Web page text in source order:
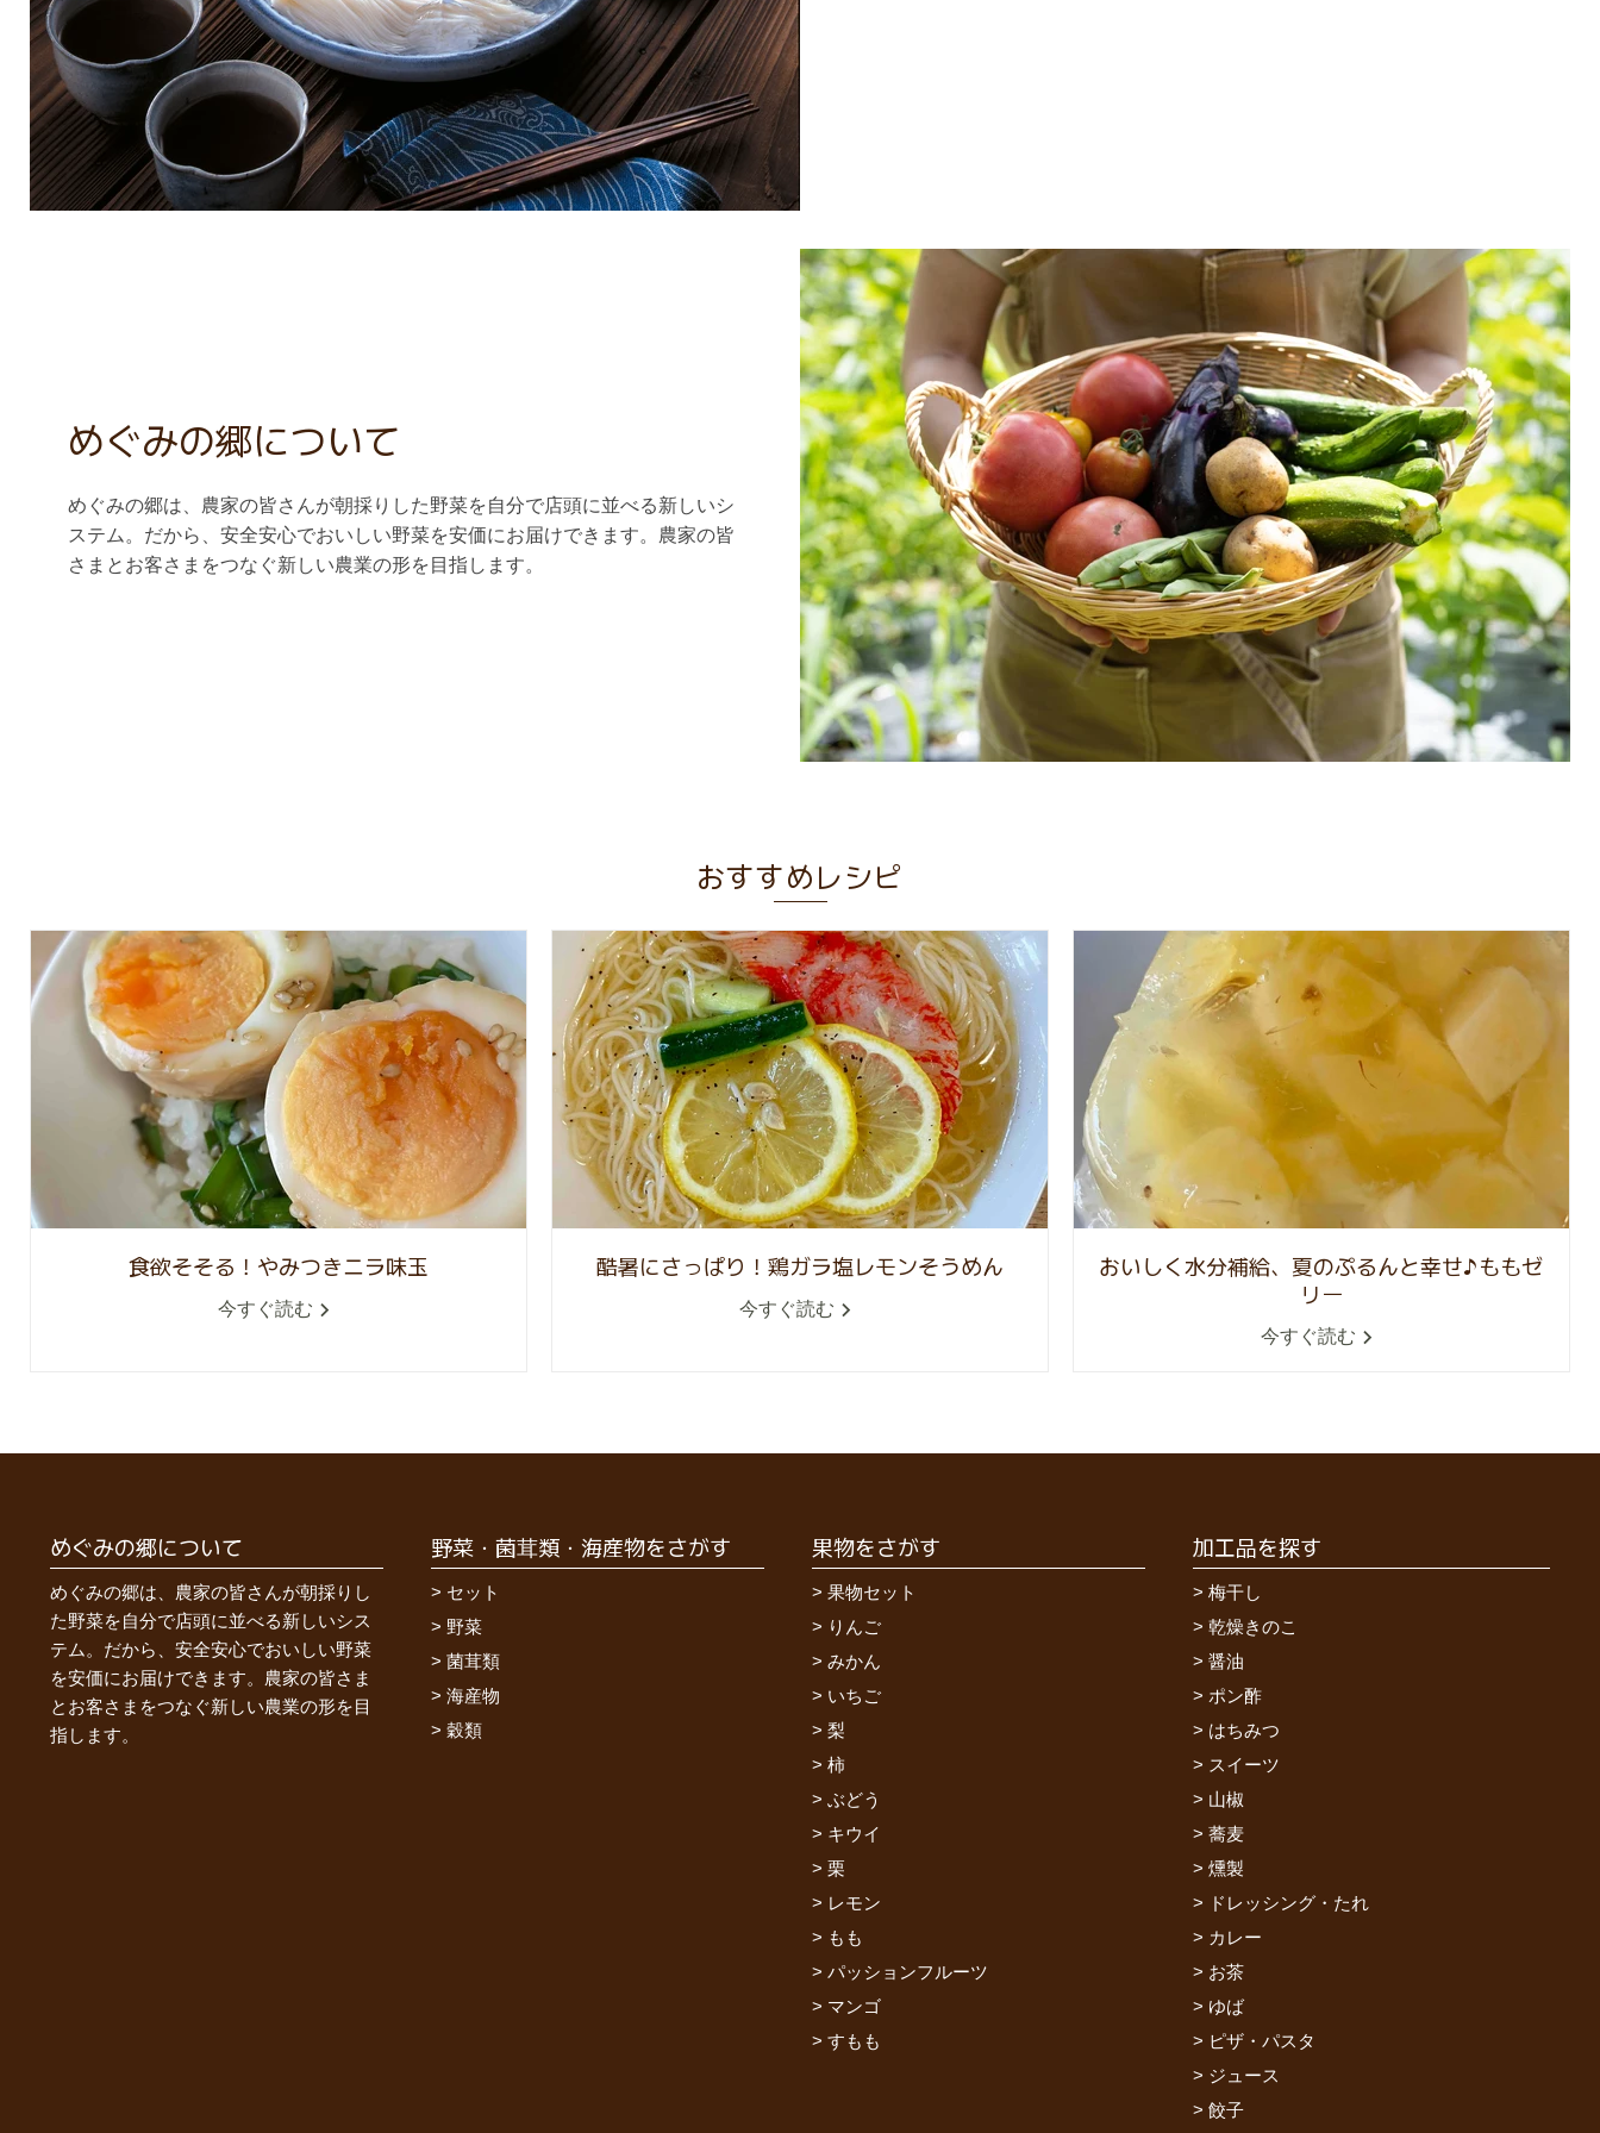
めぐみの郷について
めぐみの郷は、農家の皆さんが朝採りした野菜を自分で店頭に並べる新しいシ
ステム。だから、安全安心でおいしい野菜を安価にお届けできます。農家の皆
さまとお客さまをつなぐ新しい農業の形を目指します。
おすすめレシピ
食欲そそる！やみつきニラ味玉
今すぐ読む
酷暑にさっぱり！鶏ガラ塩レモンそうめん
今すぐ読む
おいしく水分補給、夏のぷるんと幸せ♪ももゼ
リー
今すぐ読む
めぐみの郷について
めぐみの郷は、農家の皆さんが朝採りし
た野菜を自分で店頭に並べる新しいシス
テム。だから、安全安心でおいしい野菜
を安価にお届けできます。農家の皆さま
とお客さまをつなぐ新しい農業の形を目
指します。
野菜・菌茸類・海産物をさがす
セット
野菜
菌茸類
海産物
穀類
果物をさがす
果物セット
りんご
みかん
いちご
梨
柿
ぶどう
キウイ
栗
レモン
もも
パッションフルーツ
マンゴ
すもも
加工品を探す
梅干し
乾燥きのこ
醤油
ポン酢
はちみつ
スイーツ
山椒
蕎麦
燻製
ドレッシング・たれ
カレー
お茶
ゆば
ピザ・パスタ
ジュース
餃子